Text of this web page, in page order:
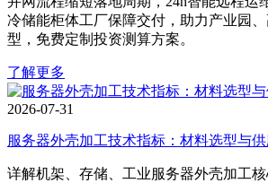
冷储能柜体工厂保障交付，助力产业园
型，免费定制投资测算方案。
了解更多
2026-07-31
服务器外壳加工技术指标：材料选型与
详解机架、存储、工业服务器外壳加工